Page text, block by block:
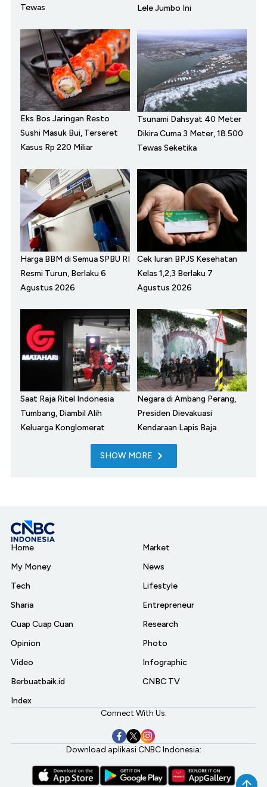
Tewas
Lele Jumbo Ini
Eks Bos Jaringan Resto
Sushi Masuk Bui, Terseret
Kasus Rp 220 Miliar
Tsunami Dahsyat 40 Meter
Dikira Cuma 3 Meter, 18.500
Tewas Seketika
Harga BBM di Semua SPBU RI
Resmi Turun, Berlaku 6
Agustus 2026
Cek Iuran BPJS Kesehatan
Kelas 1,2,3 Berlaku 7
Agustus 2026
Saat Raja Ritel Indonesia
Tumbang, Diambil Alih
Keluarga Konglomerat
Negara di Ambang Perang,
Presiden Dievakuasi
Kendaraan Lapis Baja
SHOW MORE
Home
My Money
Tech
Sharia
Cuap Cuap Cuan
Opinion
Video
Berbuatbaik.id
Index
Market
News
Lifestyle
Entrepreneur
Research
Photo
Infographic
CNBC TV
Connect With Us:
Download aplikasi CNBC Indonesia: